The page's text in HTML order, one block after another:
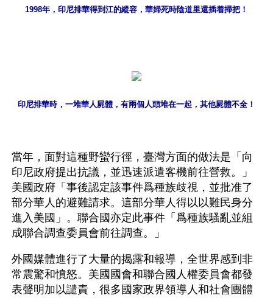
1998年，印尼排華得到江的縱容，華婦死時陰道里還插着掃把！
印尼排華時，一堆華人屍體，有兩個人頭堆在一起，其他屍體不全！
當年，面對這種野蠻行徑，臺灣方面的做法是「向
印尼政府提出抗議，並迅速派遣客機前往營救。」
美國政府「事後認定該事件爲種族歧視，並批准了
部分華人的避難請求。這部分華人得以以難民身分
進入美國」。聯合國亦定此事件「爲種族騷亂並組
成聯合調查委員會前往調查。」
外國媒體進行了大量的揭露和報導，全世界感到非
常震驚和憤怒。美國國會和聯合國人權委員會都發
表聲明加以譴責，很多國家政界領導人和社會團體